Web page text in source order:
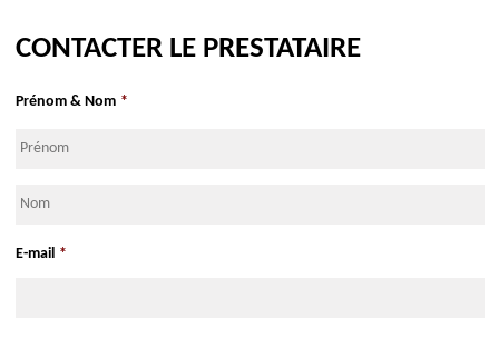
CONTACTER LE PRESTATAIRE
Prénom & Nom *
Nom
E-mail *